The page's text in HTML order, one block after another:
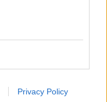
Privacy Policy